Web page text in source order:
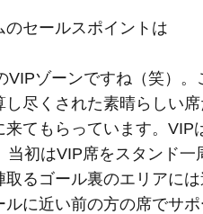
セールスポイントは
VIPゾーンですね（笑）
尽くされた素晴らしい
てもらっています。
当初はVIP席をスタンド
るゴール裏のエリアに
に近い前の方の席でサ